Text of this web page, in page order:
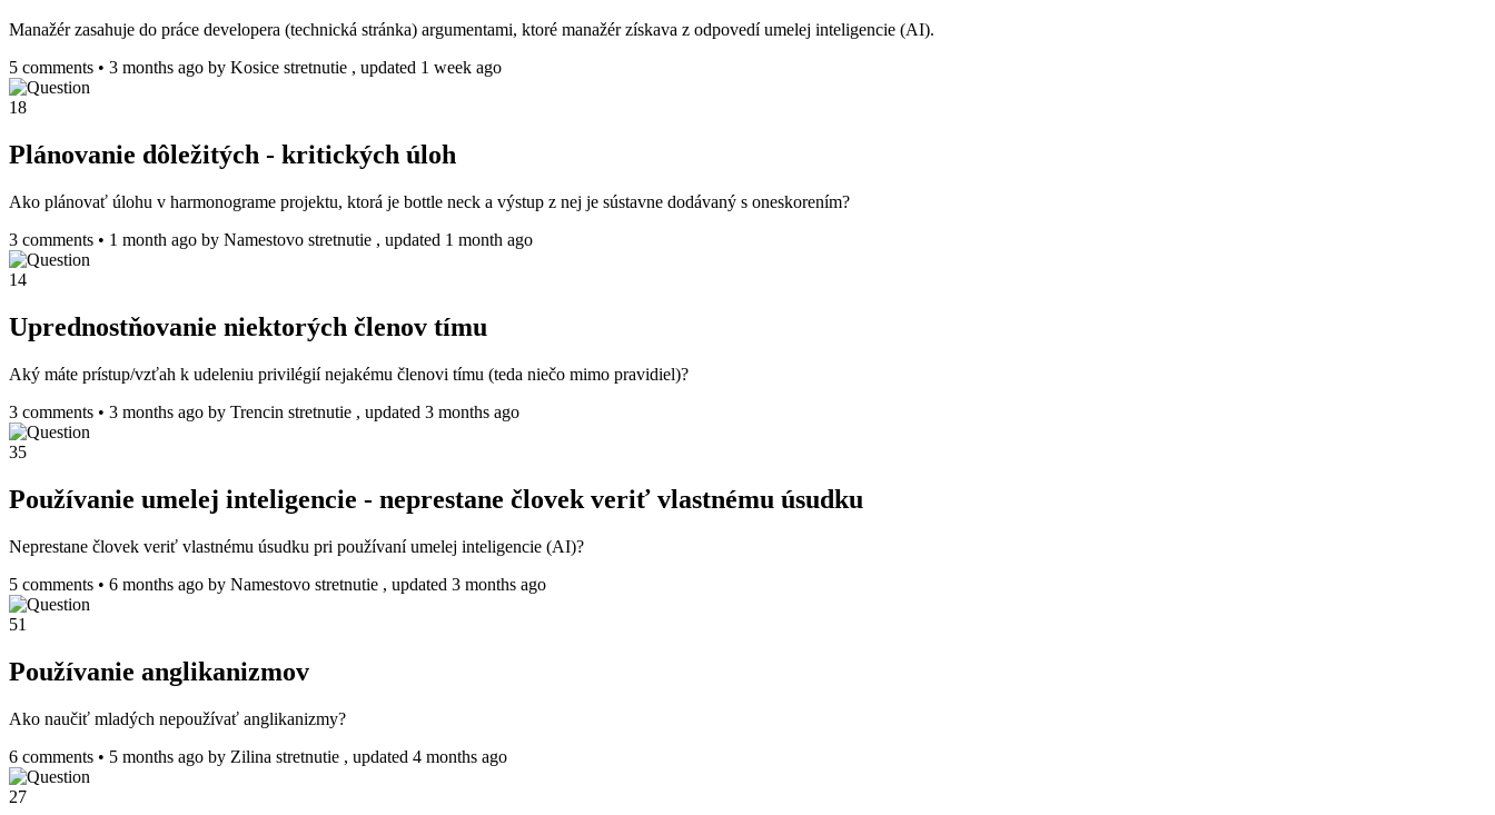
Manažér zasahuje do práce developera (technická stránka) argumentami, ktoré manažér získava z odpovedí umelej inteligencie (AI).
5 comments • 3 months ago by Kosice stretnutie , updated 1 week ago
18
Plánovanie dôležitých - kritických úloh
Ako plánovať úlohu v harmonograme projektu, ktorá je bottle neck a výstup z nej je sústavne dodávaný s oneskorením?
3 comments • 1 month ago by Namestovo stretnutie , updated 1 month ago
14
Uprednostňovanie niektorých členov tímu
Aký máte prístup/vzťah k udeleniu privilégií nejakému členovi tímu (teda niečo mimo pravidiel)?
3 comments • 3 months ago by Trencin stretnutie , updated 3 months ago
35
Používanie umelej inteligencie - neprestane človek veriť vlastnému úsudku
Neprestane človek veriť vlastnému úsudku pri používaní umelej inteligencie (AI)?
5 comments • 6 months ago by Namestovo stretnutie , updated 3 months ago
51
Používanie anglikanizmov
Ako naučiť mladých nepoužívať anglikanizmy?
6 comments • 5 months ago by Zilina stretnutie , updated 4 months ago
27